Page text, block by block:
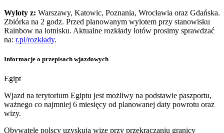
Wyloty z: Warszawy, Katowic, Poznania, Wrocławia oraz Gdańska.
Zbiórka na 2 godz. Przed planowanym wylotem przy stanowisku
Rainbow na lotnisku. Aktualne rozkłady lotów prosimy sprawdzać
na: r.pl/rozkłady.
Informacje o przepisach wjazdowych
Egipt
Wjazd na terytorium Egiptu jest możliwy na podstawie paszportu,
ważnego co najmniej 6 miesięcy od planowanej daty powrotu oraz
wizy.
Obywatele polscy uzyskują wizę przy przekraczaniu granicy